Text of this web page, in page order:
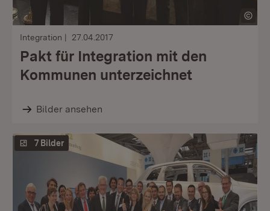
Integration 27.04.2017
Pakt für Integration mit den
Kommunen unterzeichnet
Bilder ansehen
7 Bilder